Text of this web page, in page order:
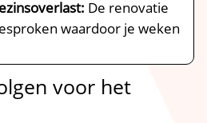
De renovatie
waardoor je weken
voor het